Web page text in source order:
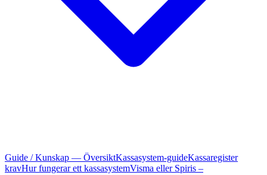
Guide / Kunskap — ÖversiktKassasystem-guideKassaregister
kravHur fungerar ett kassasystemVisma eller Spiris –